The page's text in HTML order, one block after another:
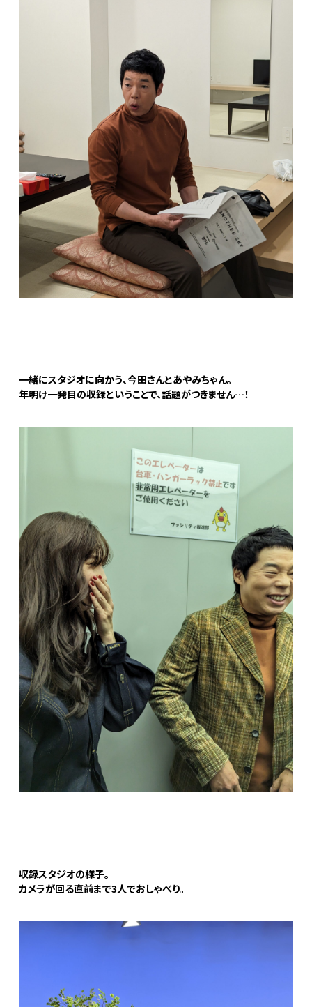
一緒にスタジオに向かう、今田さんとあやみちゃん。
年明け一発目の収録ということで、話題がつきません…！
収録スタジオの様子。
カメラが回る直前まで3人でおしゃべり。